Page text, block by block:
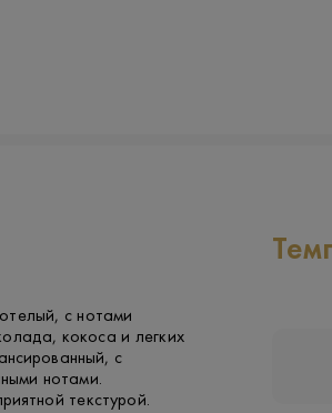
с нотами
кокоса и легких
с
нотами.
текстурой.